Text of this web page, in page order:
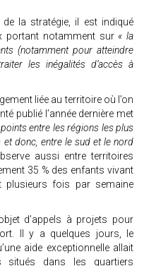
la stratégie, il est indiqué
portant notamment sur « la
(notamment pour atteindre
les inégalités d’accès à
liée au territoire où l’on
publié l’année dernière met
entre les régions les plus
donc, entre le sud et le nord
aussi entre territoires
35 % des enfants vivant
plusieurs fois par semaine
d’appels à projets pour
Il y a quelques jours, le
aide exceptionnelle allait
situés dans les quartiers